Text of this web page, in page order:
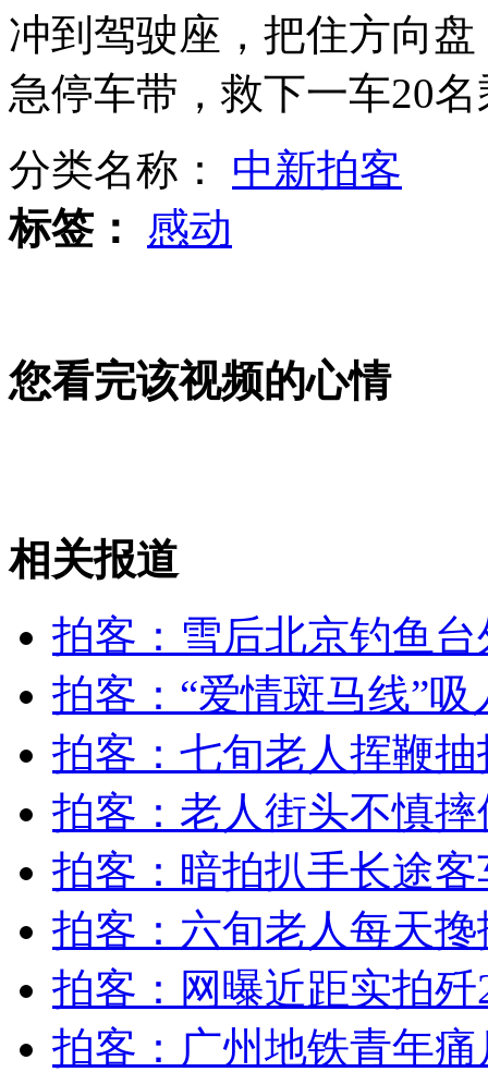
"翻眼操"走红网络 效果待验证
公交车司机徒手擒贼多处受伤
山西运城恶犬咬伤多人 警民合力深夜将其击毙
无痛分娩是否安全 医生回应
外交部：反对强权政治霸凌主义
外交部：有关国家言论片面不公正
安徽一实载49人客车翻车
走！跟着总书记去植树
消防员救轻生者 花炮节热闹非凡 减压"枕头大战"
冲到驾驶座，把住方向
急停车带，救下一车20
分类名称： 中新拍客
标签：
感动
您看完该视频的心情
相关报道
拍客：雪后北京钓鱼
拍客：“爱情斑马线”吸
拍客：七旬老人挥鞭
拍客：老人街头不慎
拍客：暗拍扒手长途
拍客：六旬老人每天
拍客：网曝近距实拍
拍客：广州地铁青年